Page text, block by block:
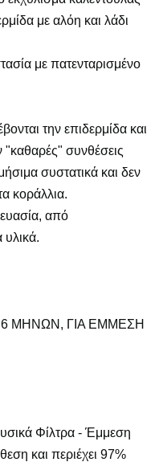
με αλόη και λάδι
με πατενταρισμένο
την επιδερμίδα και
συνθέσεις
συστατικά και δεν
κοράλλια.
από
ΜΗΝΩΝ, ΓΙΑ ΕΜΜΕΣΗ
Φίλτρα - Έμμεση
και περιέχει 97%